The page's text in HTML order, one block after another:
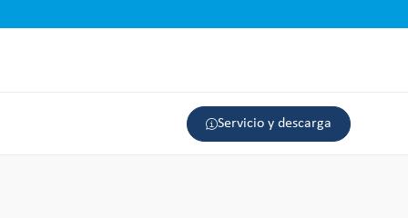
Servicio y descarga